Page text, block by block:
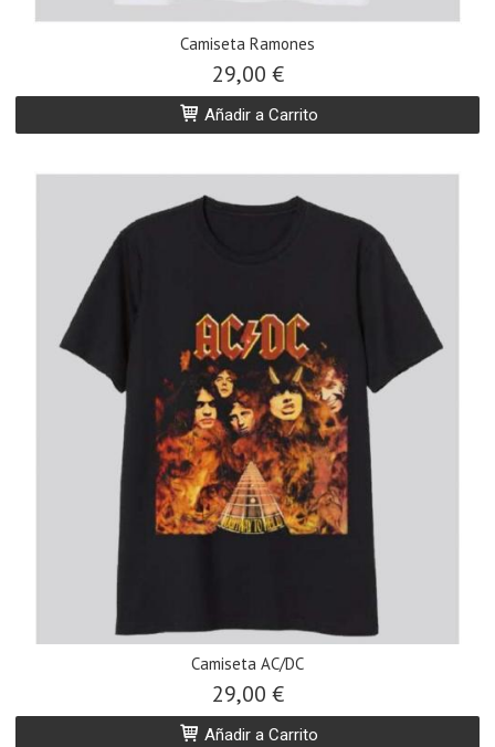
Camiseta Ramones
29,00 €
Añadir a Carrito
Camiseta AC/DC
29,00 €
Añadir a Carrito